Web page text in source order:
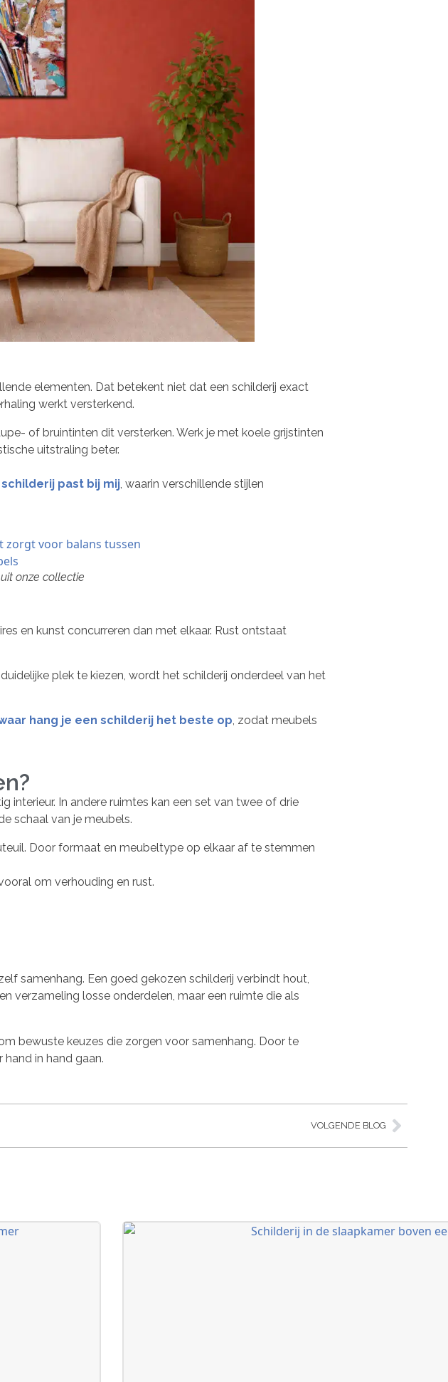
elementen. Dat betekent niet dat een schilderij exact
werkt versterkend.
of bruintinten dit versterken. Werk je met koele grijstinten
uitstraling beter.
past bij mij, waarin verschillende stijlen
onze collectie
en kunst concurreren dan met elkaar. Rust ontstaat
plek te kiezen, wordt het schilderij onderdeel van het
hang je een schilderij het beste op, zodat meubels
interieur. In andere ruimtes kan een set van twee of drie
schaal van je meubels.
Door formaat en meubeltype op elkaar af te stemmen
om verhouding en rust.
samenhang. Een goed gekozen schilderij verbindt hout,
verzameling losse onderdelen, maar een ruimte die als
bewuste keuzes die zorgen voor samenhang. Door te
hand in hand gaan.
VOLGENDE BLOG